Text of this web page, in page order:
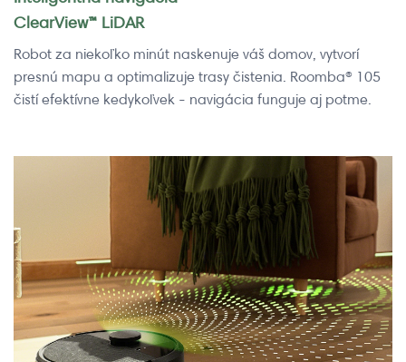
ClearView™ LiDAR
Robot za niekoľko minút naskenuje váš domov, vytvorí
presnú mapu a optimalizuje trasy čistenia. Roomba® 105
čistí efektívne kedykoľvek - navigácia funguje aj potme.